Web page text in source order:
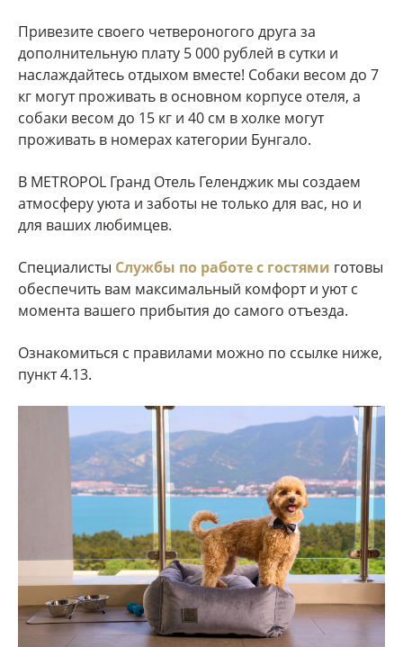
Привезите своего четвероногого друга за
дополнительную плату 5 000 рублей в сутки и
наслаждайтесь отдыхом вместе! Собаки весом до 7
кг могут проживать в основном корпусе отеля, а
собаки весом до 15 кг и 40 см в холке могут
проживать в номерах категории Бунгало.
В METROPOL Гранд Отель Геленджик мы создаем
атмосферу уюта и заботы не только для вас, но и
для ваших любимцев.
Специалисты Службы по работе с гостями готовы
обеспечить вам максимальный комфорт и уют с
момента вашего прибытия до самого отъезда.
Ознакомиться с правилами можно по ссылке ниже,
пункт 4.13.